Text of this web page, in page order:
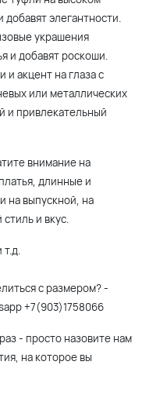
добавят элегантности.
украшения
и добавят роскоши.
и акцент на глаза с
или металлических
и привлекательный
внимание на
длинные и
на выпускной, на
и вкус.
с размером? -
+7(903)1758066
- просто назовите нам
на которое вы